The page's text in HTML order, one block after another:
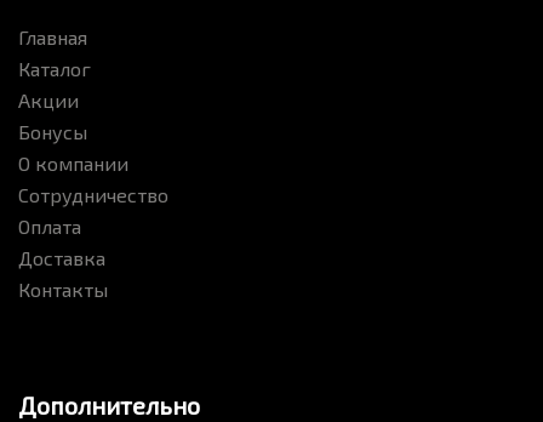
Главная
Каталог
Акции
Бонусы
О компании
Сотрудничество
Оплата
Доставка
Контакты
Дополнительно